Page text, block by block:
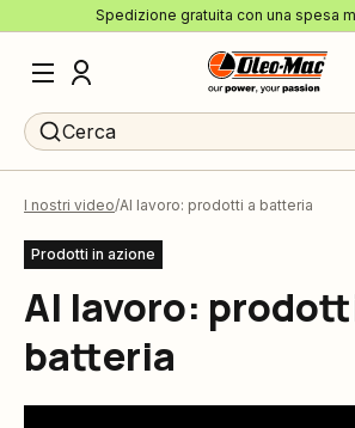
Spedizione gratuita con una spesa
Cerca
I nostri video Al lavoro: prodotti a batteria
Prodotti in azione
Al lavoro:
batteria